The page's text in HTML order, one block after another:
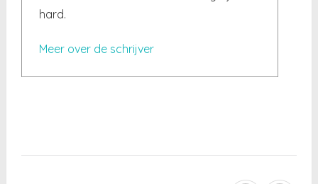
hard.
Meer over de schrijver